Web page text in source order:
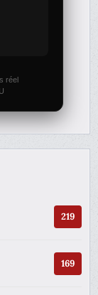
réel
219
169